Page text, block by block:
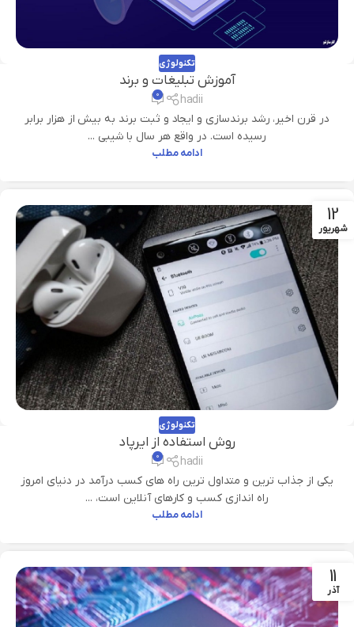
تکنولوژی
آموزش تبلیغات و برند
hadii ۰
در قرن اخیر، رشد برندسازی و ایجاد و ثبت برند به بیش از هزار برابر
رسیده است. در واقع هر سال با شیبی ...
ادامه مطلب
12
شهریور
تکنولوژی
روش استفاده از ایرپاد
hadii ۰
یکی از جذاب ترین و متداول ترین راه های کسب درآمد در دنیای امروز
راه اندازی کسب و کارهای آنلاین است، ...
ادامه مطلب
11
آذر